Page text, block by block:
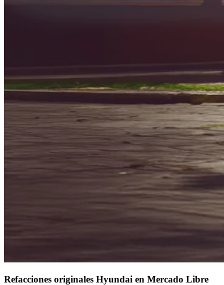
Refacciones originales Hyundai en Mercado Libre